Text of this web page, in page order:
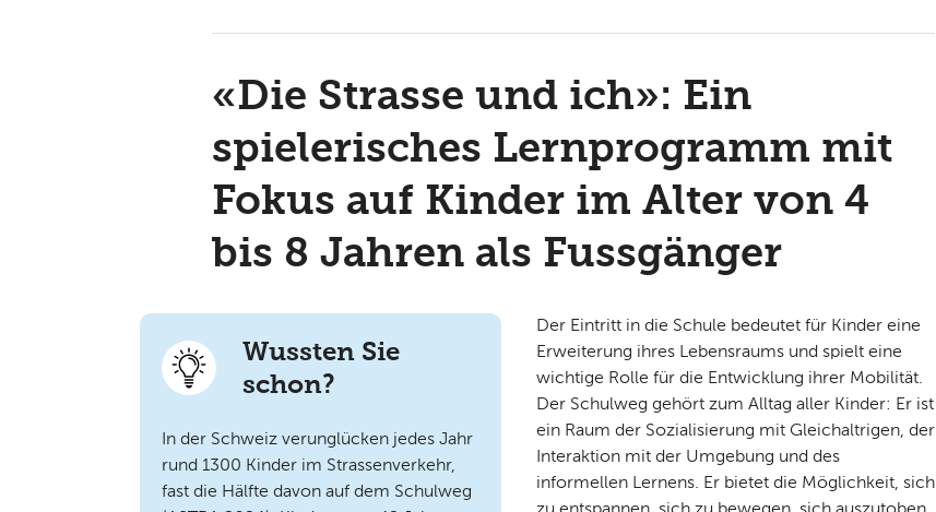
«Die Strasse und ich»: Ein
spielerisches Lernprogramm mit
Fokus auf Kinder im Alter von 4
bis 8 Jahren als Fussgänger
Wussten Sie
schon?
In der Schweiz verunglücken jedes Jahr
rund 1300 Kinder im Strassenverkehr,
fast die Hälfte davon auf dem Schulweg
Der Eintritt in die Schule bedeutet für Kinder eine
Erweiterung ihres Lebensraums und spielt eine
wichtige Rolle für die Entwicklung ihrer Mobilität.
Der Schulweg gehört zum Alltag aller Kinder: Er ist
ein Raum der Sozialisierung mit Gleichaltrigen, der
Interaktion mit der Umgebung und des
informellen Lernens. Er bietet die Möglichkeit, sich